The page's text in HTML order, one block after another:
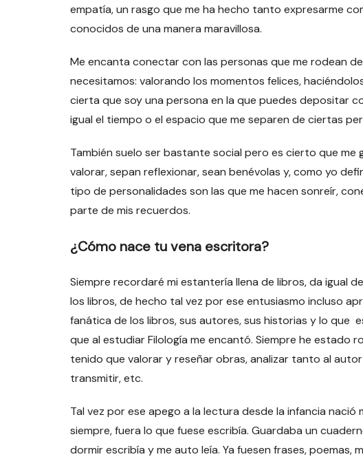
empatía, un rasgo que me ha hecho tanto expresarme
conocidos de una manera maravillosa.
Me encanta conectar con las personas que me rodean
necesitamos: valorando los momentos felices,
cierta que soy una persona en la que puedes depositar
igual el tiempo o el espacio que me separen de ciertas
También suelo ser bastante social pero es cierto que
valorar, sepan reflexionar, sean benévolas y, como yo
tipo de personalidades son las que me hacen sonreír,
parte de mis recuerdos.
¿Cómo nace tu vena escritora?
Siempre recordaré mi estantería llena de libros, da igual
los libros, de hecho tal vez por ese entusiasmo incluso
fanática de los libros, sus autores, sus historias y lo que
que al estudiar Filología me encantó. Siempre he estado
tenido que valorar y reseñar obras, analizar tanto al
transmitir, etc.
Tal vez por ese apego a la lectura desde la infancia
siempre, fuera lo que fuese escribía. Guardaba un
dormir escribía y me auto leía. Ya fuesen frases, poemas,